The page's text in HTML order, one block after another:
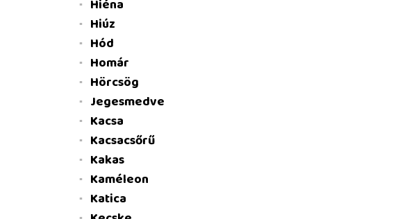
Hiéna
Hiúz
Hód
Homár
Hörcsög
Jegesmedve
Kacsa
Kacsacsőrű
Kakas
Kaméleon
Katica